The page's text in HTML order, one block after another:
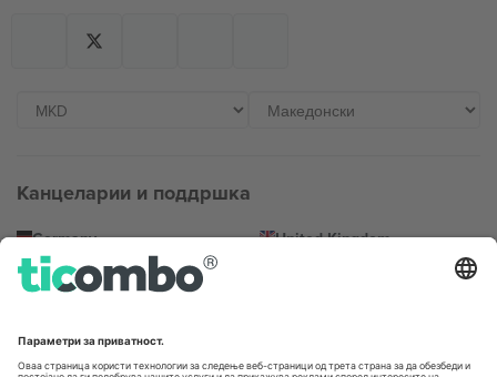
Канцеларии и поддршка
Germany
Unter den Linden 24, 10117
Berlin, Germany
United Kingdom
167 City Road, London, Greater
United States
Switzerland